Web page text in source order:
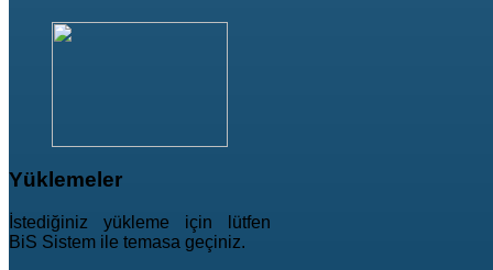
Yüklemeler
İstediğiniz yükleme için lütfen
BiS Sistem ile temasa geçiniz.